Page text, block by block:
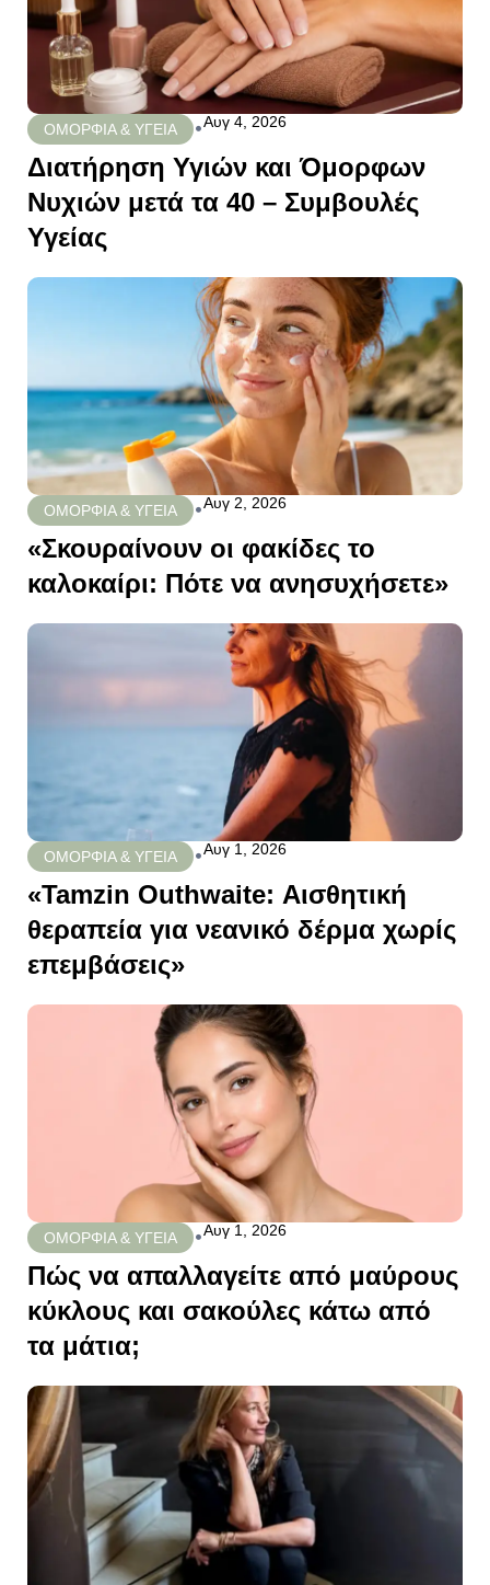
ΟΜΟΡΦΙΑ & ΥΓΕΙΑ •Αυγ 4, 2026
Διατήρηση Υγιών και Όμορφων
Νυχιών μετά τα 40 – Συμβουλές
Υγείας
ΟΜΟΡΦΙΑ & ΥΓΕΙΑ •Αυγ 2, 2026
«Σκουραίνουν οι φακίδες το
καλοκαίρι: Πότε να ανησυχήσετε»
ΟΜΟΡΦΙΑ & ΥΓΕΙΑ •Αυγ 1, 2026
«Tamzin Outhwaite: Αισθητική
θεραπεία για νεανικό δέρμα χωρίς
επεμβάσεις»
ΟΜΟΡΦΙΑ & ΥΓΕΙΑ •Αυγ 1, 2026
Πώς να απαλλαγείτε από μαύρους
κύκλους και σακούλες κάτω από
τα μάτια;